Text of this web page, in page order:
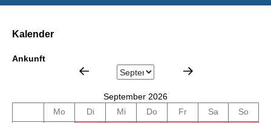
Kalender
Ankunft
September 2026
Mo
Di Mi Do Fr Sa
So